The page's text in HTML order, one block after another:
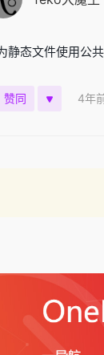
静态文件使用公
赞同 4年